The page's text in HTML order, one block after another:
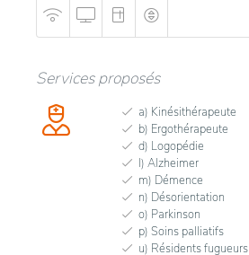
Services proposés
a) Kinésithérapeute
b) Ergothérapeute
d) Logopédie
l) Alzheimer
m) Démence
n) Désorientation
o) Parkinson
p) Soins palliatifs
u) Résidents fugueurs